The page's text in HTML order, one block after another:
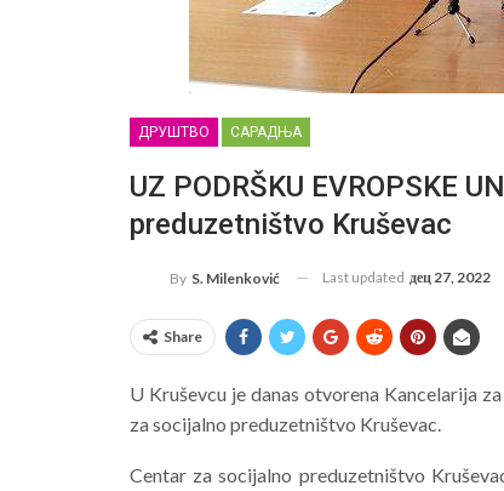
ДРУШТВО САРАДЊА
UZ PODRŠKU EVROPSKE
preduzetništvo Kruševac
By S. Milenković Last updated дец 27, 2022
Share
U Kruševcu je danas otvorena Kancelarija
za socijalno preduzetništvo Kruševac.
Centar za socijalno preduzetništvo